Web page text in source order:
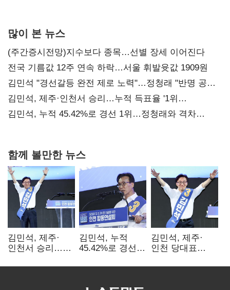
많이 본 뉴스
(주간증시전망)지수보다 종목…선별 장세 이어진다
전국 기름값 12주 연속 하락…서울 휘발윳값 1909원
김민석 "경선갈등 완전 제로 노력"…정청래 "반명 공세
사과부터"
김민석, 제주·인천서 승리…누적 득표율 '1위
탈환'(종합)
김민석, 누적 45.42%로 경선 1위…정청래와 격차
함께 볼만한 뉴스
김민석, 제주·
인천서 승리…
탈환'(종합)
김민석, 누적
45.42%로 경선
격차
김민석, 제주·
인천 당대표